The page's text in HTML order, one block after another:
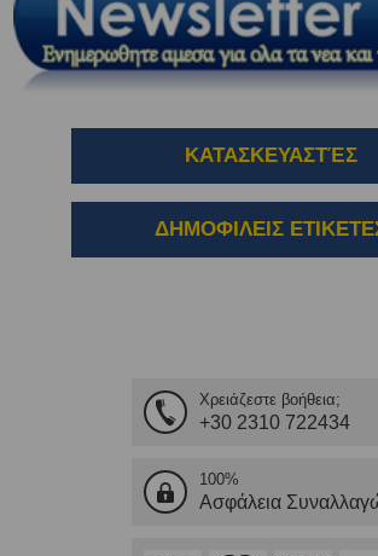
ΚΑΤΑΣΚΕΥΑΣΤΈΣ
ΔΗΜΟΦΙΛΕΙΣ
Χρειάζεστε βοήθεια;
+30 2310 722434
100%
Ασφάλεια